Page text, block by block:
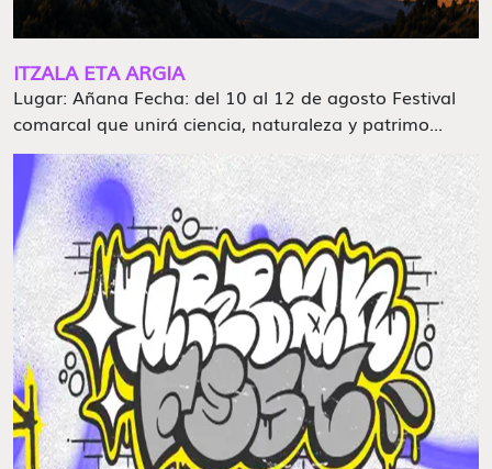
ITZALA ETA ARGIA
Lugar: Añana Fecha: del 10 al 12 de agosto Festival
comarcal que unirá ciencia, naturaleza y patrimo...